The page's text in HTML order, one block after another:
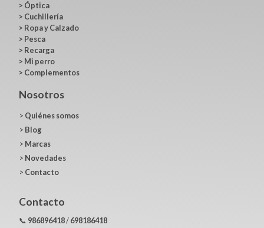
> Óptica
> Cuchillería
> Ropa y Calzado
> Pesca
> Recarga
> Mi perro
> Complementos
Nosotros
> Quiénes somos
> Blog
> Marcas
> Novedades
> Contacto
Contacto
📞 986896418/698186418